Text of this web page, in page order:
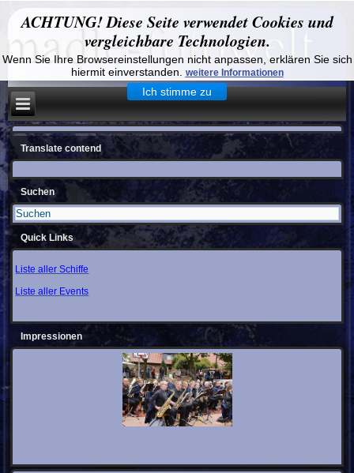
ACHTUNG! Diese Seite verwendet Cookies und
vergleichbare Technologien.
Wenn Sie Ihre Browsereinstellungen nicht anpassen, erklären Sie sich
hiermit einverstanden.
weitere Informationen
Ich stimme zu
Translate contend
Suchen
Quick Links
Liste aller Schiffe
Liste aller Events
Impressionen